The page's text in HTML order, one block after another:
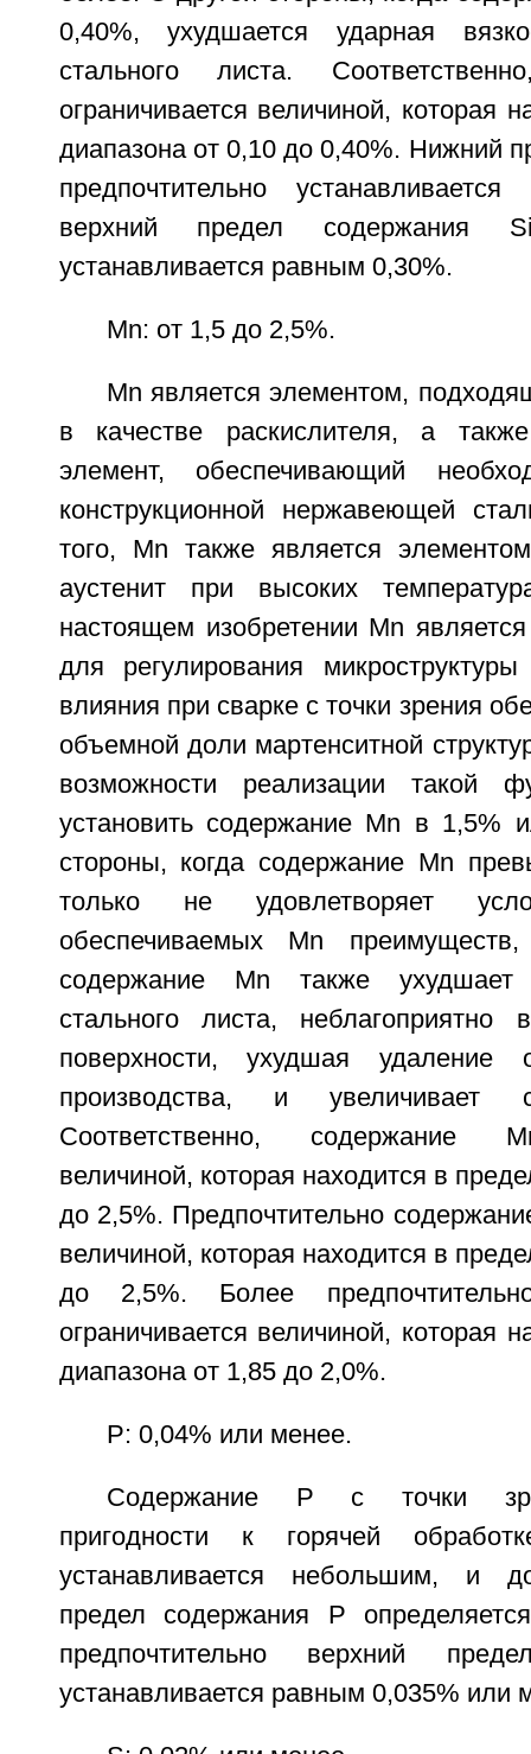
0,40%, ухудшается ударная
стального листа.
ограничивается величиной, которая
диапазона от 0,10 до 0,40%. Нижний
предпочтительно
верхний предел содержания Si
устанавливается равным 0,30%.
Mn: от 1,5 до 2,5%.
Mn является элементом,
в качестве раскислителя, а
элемент, обеспечивающий
конструкционной нержавеющей
того, Mn также является
аустенит при высоких
настоящем изобретении Mn
для регулирования
влияния при сварке с точки зрения
объемной доли мартенситной
возможности реализации такой
установить содержание Mn в 1,5%
стороны, когда содержание Mn
только не удовлетворяет
обеспечиваемых Mn
содержание Mn также ухудшает
стального листа, неблагоприятно
поверхности, ухудшая
производства, и увеличивает
Соответственно, содержание
величиной, которая находится в
до 2,5%. Предпочтительно
величиной, которая находится в
до 2,5%. Более
ограничивается величиной, которая
диапазона от 1,85 до 2,0%.
Р: 0,04% или менее.
Содержание Р с точки
пригодности к горячей
устанавливается небольшим, и
предел содержания Р
предпочтительно верхний
устанавливается равным 0,035% или